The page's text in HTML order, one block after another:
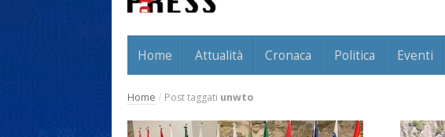
Home Attualità Cronaca Politica Eventi
Home / Post taggati unwto